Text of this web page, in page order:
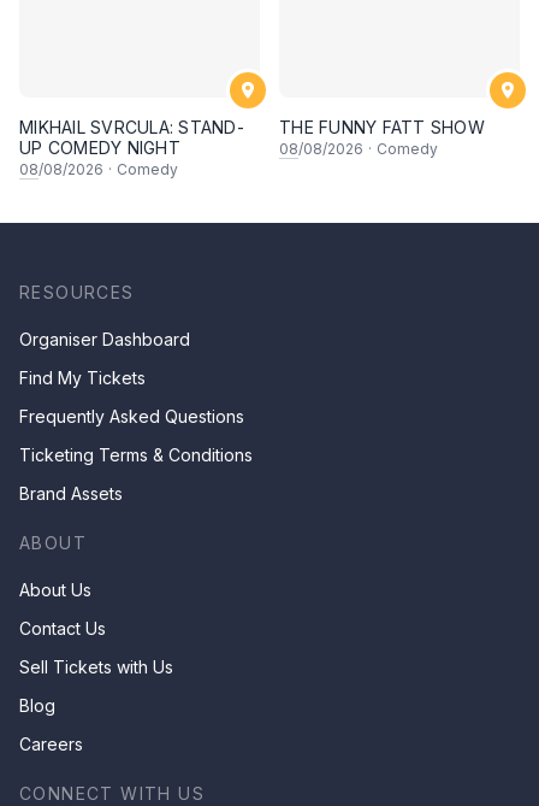
MIKHAIL SVRCULA: STAND-
UP COMEDY NIGHT
08/08/2026 · Comedy
THE FUNNY FATT SHOW
08/08/2026 · Comedy
RESOURCES
Organiser Dashboard
Find My Tickets
Frequently Asked Questions
Ticketing Terms & Conditions
Brand Assets
ABOUT
About Us
Contact Us
Sell Tickets with Us
Blog
Careers
CONNECT WITH US